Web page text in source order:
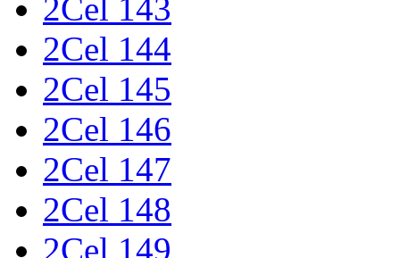
2Cel 143
2Cel 144
2Cel 145
2Cel 146
2Cel 147
2Cel 148
2Cel 149